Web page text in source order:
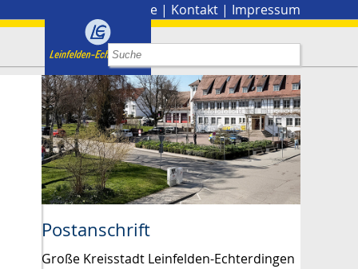
Presse | Kontakt | Impressum
Postanschrift
Große Kreisstadt Leinfelden-Echterdingen